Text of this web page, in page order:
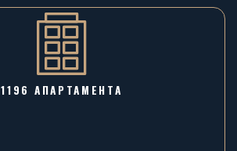
1196 AПАРТАМЕНТА